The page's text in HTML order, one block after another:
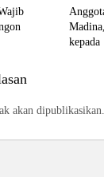
akan dipublikasikan.